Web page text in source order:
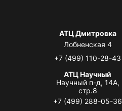
АТЦ Дмитровка
Лобненская 4
+7 (499) 110-28-43
АТЦ Научный
Научный п-д, 14А,
стр.8
+7 (499) 288-05-36